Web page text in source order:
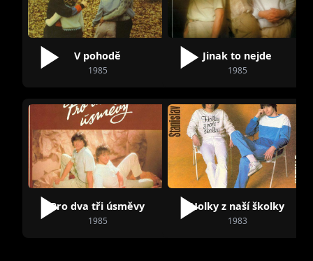
V pohodě
1985
Jinak to nejde
1985
Pro dva tři úsměvy
1985
Holky z naší školky
1983